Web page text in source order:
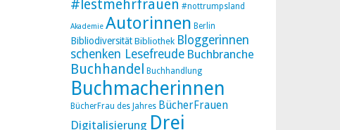
#lestmehrfrauen #nottrumpsland
Akademie Autorinnen Berlin
Bibliodiversität Bibliothek Bloggerinnen
schenken Lesefreude Buchbranche
Buchhandel Buchhandlung
Buchmacherinnen
BücherFrau des Jahres BücherFrauen
Digitalisierung Drei